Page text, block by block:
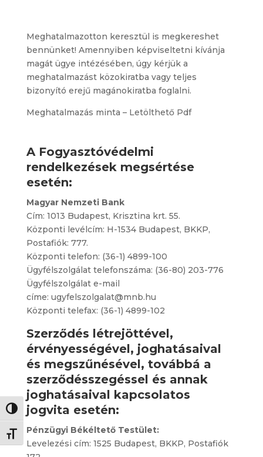
Toggle High Contrast
Toggle Font size
Meghatalmazotton keresztül is megkereshet
bennünket! Amennyiben képviseltetni kívánja
magát ügye intézésében, úgy kérjük a
meghatalmazást közokiratba vagy teljes
bizonyító erejű magánokiratba foglalni.
Meghatalmazás minta – Letölthető Pdf
A Fogyasztóvédelmi
rendelkezések megsértése
esetén:
Magyar Nemzeti Bank
Cím: 1013 Budapest, Krisztina krt. 55.
Központi levélcím: H-1534 Budapest, BKKP,
Postafiók: 777.
Központi telefon: (36-1) 4899-100
Ügyfélszolgálat telefonszáma: (36-80) 203-776
Ügyfélszolgálat e-mail
címe: ugyfelszolgalat@mnb.hu
Központi telefax: (36-1) 4899-102
Szerződés létrejöttével,
érvényességével, joghatásaival
és megszűnésével, továbbá a
szerződésszegéssel és annak
joghatásaival kapcsolatos
jogvita esetén:
Pénzügyi Békéltető Testület:
Levelezési cím: 1525 Budapest, BKKP, Postafiók